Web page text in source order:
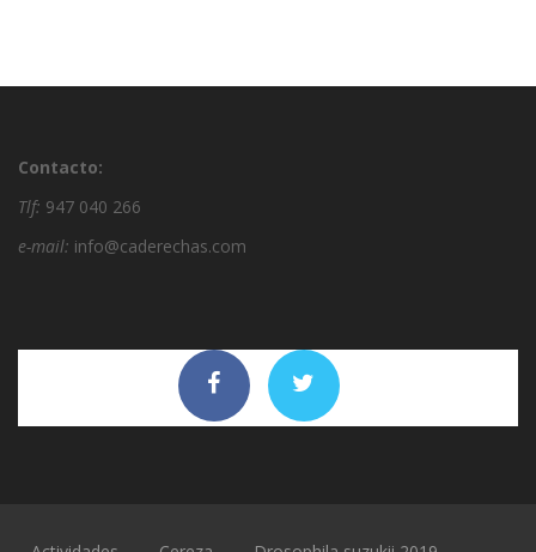
Contacto:
Tlf: 947 040 266
e-mail: info@caderechas.com